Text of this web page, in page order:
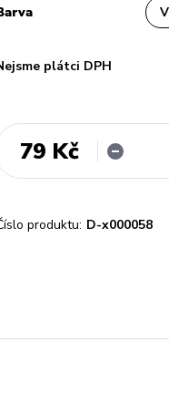
plátci DPH
79 Kč
produktu: D-x000058